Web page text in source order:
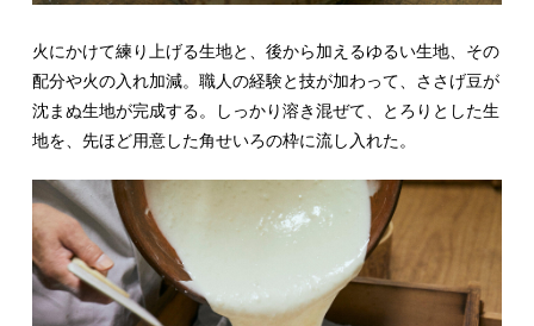
火にかけて練り上げる生地と、後から加えるゆるい生地、その
配分や火の入れ加減。職人の経験と技が加わって、ささげ豆が
沈まぬ生地が完成する。しっかり溶き混ぜて、とろりとした生
地を、先ほど用意した角せいろの枠に流し入れた。